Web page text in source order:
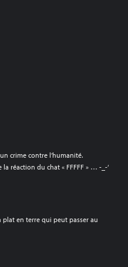
crime contre l’humanité.
réaction du chat « FFFFF » … -_-‘
plat en terre qui peut passer au